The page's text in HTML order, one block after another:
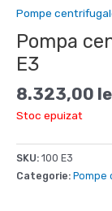
Pompe
Pompa
E3
8.323,00
Stoc epuizat
SKU: 100 E3
Categorie: Pompe